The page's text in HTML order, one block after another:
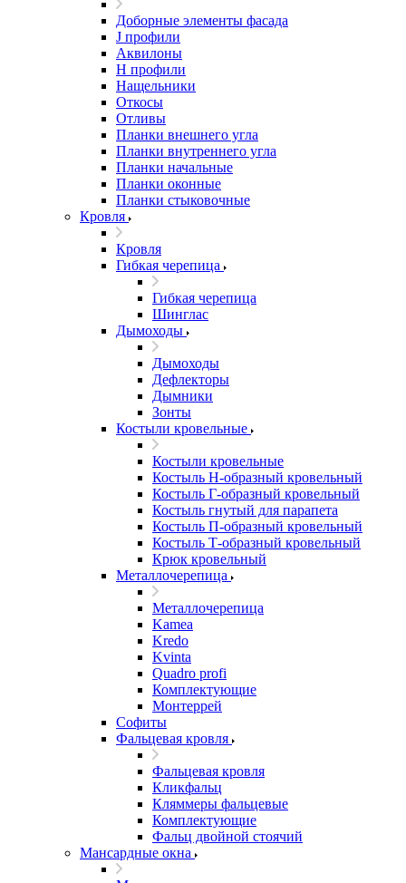
Доборные элементы фасада
J профили
Аквилоны
Н профили
Нащельники
Откосы
Отливы
Планки внешнего угла
Планки внутреннего угла
Планки начальные
Планки оконные
Планки стыковочные
Кровля
Кровля
Гибкая черепица
Гибкая черепица
Шинглас
Дымоходы
Дымоходы
Дефлекторы
Дымники
Зонты
Костыли кровельные
Костыли кровельные
Костыль H-образный кровельный
Костыль Г-образный кровельный
Костыль гнутый для парапета
Костыль П-образный кровельный
Костыль Т-образный кровельный
Крюк кровельный
Металлочерепица
Металлочерепица
Kamea
Kredo
Kvinta
Quadro profi
Комплектующие
Монтеррей
Софиты
Фальцевая кровля
Фальцевая кровля
Кликфальц
Кляммеры фальцевые
Комплектующие
Фальц двойной стоячий
Мансардные окна